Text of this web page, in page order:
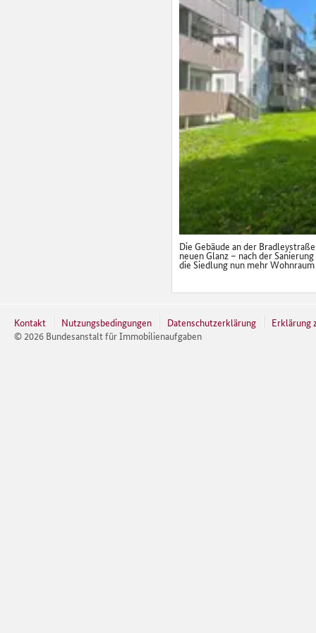
Die Gebäude an der
neuen Glanz – nach der
die Siedlung nun mehr
Kontakt Nutzungsbedingungen Datenschutzerklärung
Erklärung
© 2026 Bundesanstalt für Immobilienaufgaben